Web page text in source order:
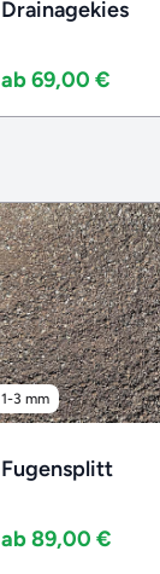
Drainagekies
ab 69,00 €
1-3 mm
Fugensplitt
ab 89,00 €